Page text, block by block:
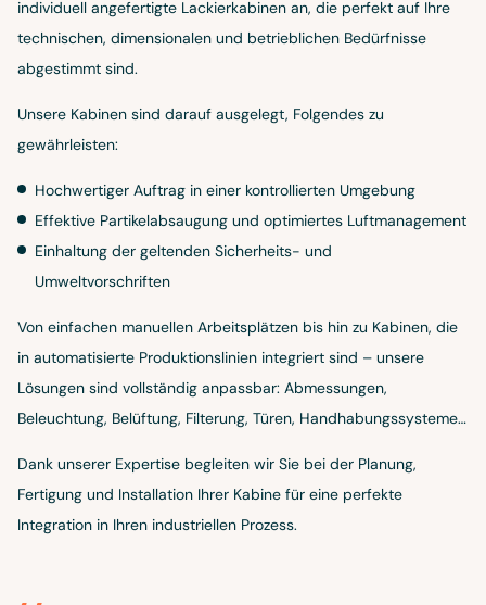
individuell angefertigte Lackierkabinen an, die perfekt auf Ihre
technischen, dimensionalen und betrieblichen Bedürfnisse
abgestimmt sind.
Unsere Kabinen sind darauf ausgelegt, Folgendes zu
gewährleisten:
Hochwertiger Auftrag in einer kontrollierten Umgebung
Effektive Partikelabsaugung und optimiertes Luftmanagement
Einhaltung der geltenden Sicherheits- und
Umweltvorschriften
Von einfachen manuellen Arbeitsplätzen bis hin zu Kabinen, die
in automatisierte Produktionslinien integriert sind – unsere
Lösungen sind vollständig anpassbar: Abmessungen,
Beleuchtung, Belüftung, Filterung, Türen, Handhabungssysteme…
Dank unserer Expertise begleiten wir Sie bei der Planung,
Fertigung und Installation Ihrer Kabine für eine perfekte
Integration in Ihren industriellen Prozess.